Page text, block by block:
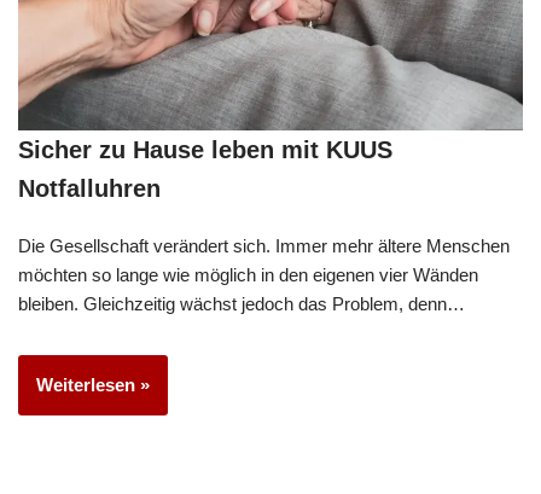
Sicher zu Hause leben mit KUUS
Notfalluhren
Die Gesellschaft verändert sich. Immer mehr ältere Menschen
möchten so lange wie möglich in den eigenen vier Wänden
bleiben. Gleichzeitig wächst jedoch das Problem, denn…
Weiterlesen »